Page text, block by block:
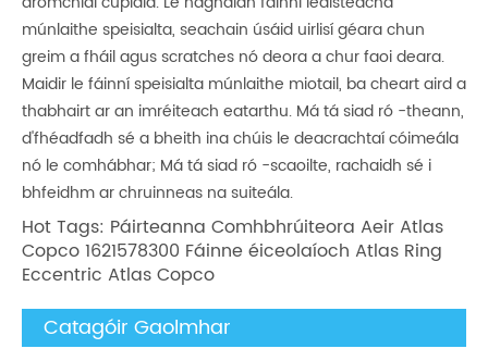
múnlaithe speisialta, seachain úsáid uirlisí géara chun
greim a fháil agus scratches nó deora a chur faoi deara.
Maidir le fáinní speisialta múnlaithe miotail, ba cheart aird a
thabhairt ar an imréiteach eatarthu. Má tá siad ró -theann,
d'fhéadfadh sé a bheith ina chúis le deacrachtaí cóimeála
nó le comhábhar; Má tá siad ró -scaoilte, rachaidh sé i
bhfeidhm ar chruinneas na suiteála.
Hot Tags: Páirteanna Comhbhrúiteora Aeir Atlas
Copco 1621578300 Fáinne éiceolaíoch Atlas Ring
Eccentric Atlas Copco
Catagóir Gaolmhar